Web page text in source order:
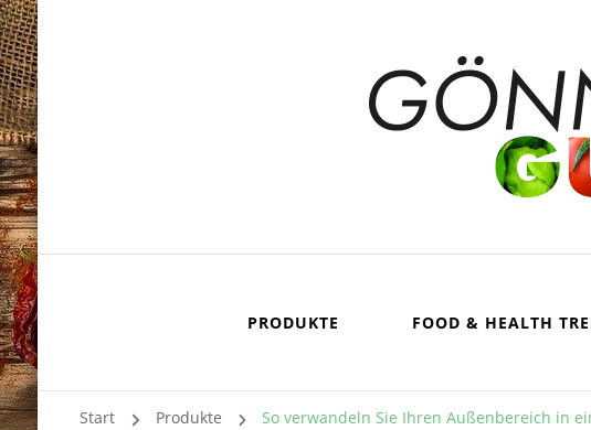
PRODUKTE FOOD & HEALTH
Start Produkte So verwandeln Sie Ihren Außenbereich in